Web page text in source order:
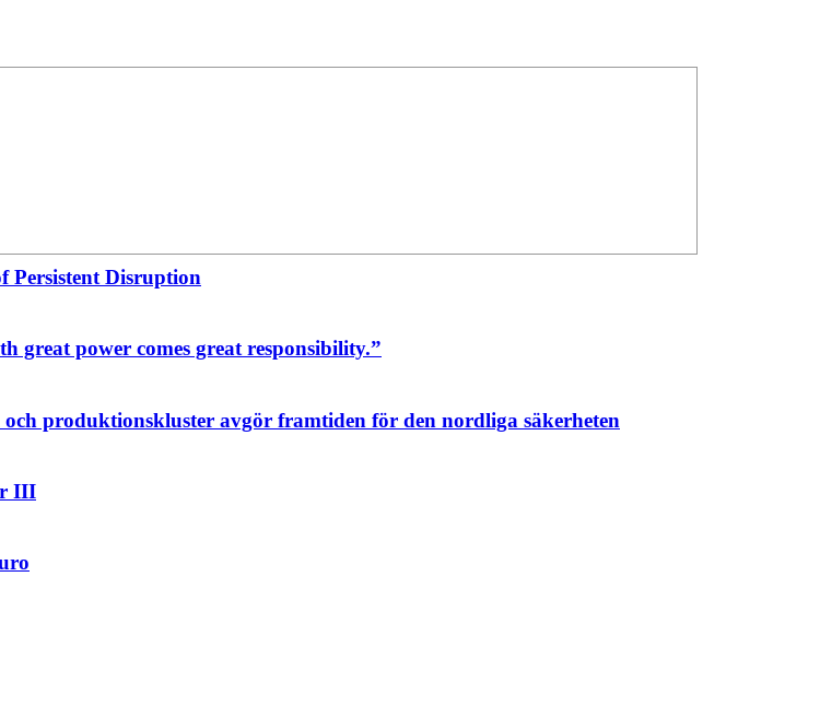
Persistent Disruption
great power comes great responsibility.”
produktionskluster avgör framtiden för den nordliga säkerheten
III